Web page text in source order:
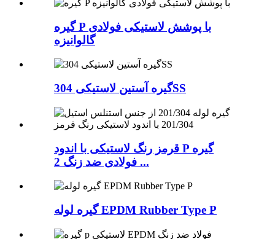
گیره P با پوشش لاستیکی فولادی
گالوانیزه
گیره آستین لاستیکی 304SS
قرمز رنگ لاستیکی با اندود P گیره
فولادی ضد زنگ 2 ...
گیره لوله EPDM Rubber Type P